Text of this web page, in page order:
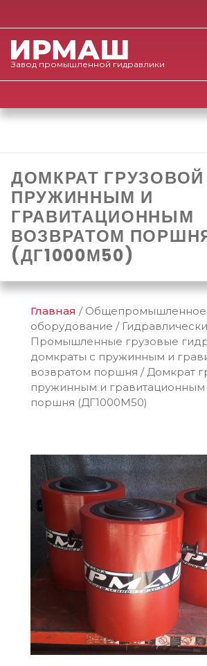
Завод промышленной гидравлики
ДОМКРАТ ГРУЗОВОЙ
ПРУЖИННЫМ И
ГРАВИТАЦИОННЫМ
ВОЗВРАТОМ
(ДГ1000М50)
Главная / Общепромышленное
оборудование /
Промышленные грузовые
домкраты с пружинным и
возвратом поршня / Домкрат
пружинным и гравитационным
поршня (ДГ1000М50)